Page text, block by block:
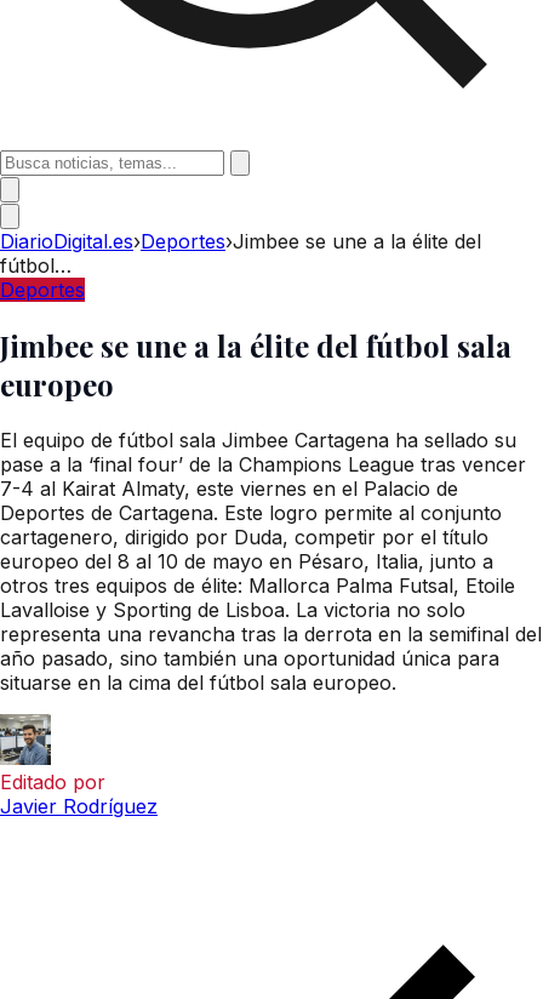
DiarioDigital.es›Deportes›Jimbee se une a la élite del
fútbol…
Deportes
Jimbee se une a la élite del fútbol sala
europeo
El equipo de fútbol sala Jimbee Cartagena ha sellado su
pase a la ‘final four’ de la Champions League tras vencer
7-4 al Kairat Almaty, este viernes en el Palacio de
Deportes de Cartagena. Este logro permite al conjunto
cartagenero, dirigido por Duda, competir por el título
europeo del 8 al 10 de mayo en Pésaro, Italia, junto a
otros tres equipos de élite: Mallorca Palma Futsal, Etoile
Lavalloise y Sporting de Lisboa. La victoria no solo
representa una revancha tras la derrota en la semifinal del
año pasado, sino también una oportunidad única para
situarse en la cima del fútbol sala europeo.
Editado por
Javier Rodríguez